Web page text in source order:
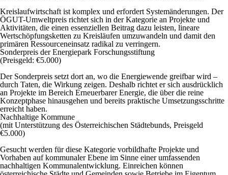
Kreislaufwirtschaft ist komplex und erfordert Systemänderungen. Der
ÖGUT-Umweltpreis richtet sich in der Kategorie an Projekte und
Aktivitäten, die einen essenziellen Beitrag dazu leisten, lineare
Wertschöpfungsketten zu Kreisläufen umzuwandeln und damit den
primären Ressourceneinsatz radikal zu verringern.
Sonderpreis der Energiepark Forschungsstiftung
(Preisgeld: €5.000)
Der Sonderpreis setzt dort an, wo die Energiewende greifbar wird –
durch Taten, die Wirkung zeigen. Deshalb richtet er sich ausdrücklich
an Projekte im Bereich Erneuerbarer Energie, die über die reine
Konzeptphase hinausgehen und bereits praktische Umsetzungsschritte
erreicht haben.
Nachhaltige Kommune
(mit Unterstützung des Österreichischen Städtebunds, Preisgeld
€5.000)
Gesucht werden für diese Kategorie vorbildhafte Projekte und
Vorhaben auf kommunaler Ebene im Sinne einer umfassenden
nachhaltigen Kommunalentwicklung. Einreichen können